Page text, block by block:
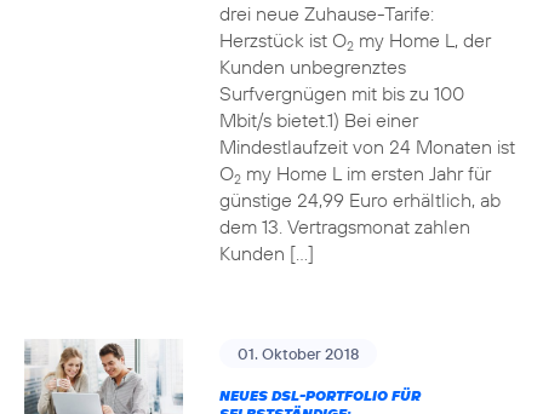
drei neue Zuhause-Tarife:
Herzstück ist O2my Home L, der
Kunden unbegrenztes
Surfvergnügen mit bis zu 100
Mbit/s bietet.1) Bei einer
Mindestlaufzeit von 24 Monaten ist
O2my Home L im ersten Jahr für
günstige 24,99 Euro erhältlich, ab
dem 13. Vertragsmonat zahlen
Kunden […]
01. Oktober 2018
NEUES DSL-PORTFOLIO FÜR